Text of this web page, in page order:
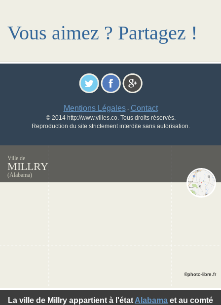
Vous aimez ? Partagez !
Mentions Légales- Contact
© 2014 http://www.villes.co. Tous droits réservés.
Reproduction du site strictement interdite sans autorisation.
Ville de
MILLRY
(Alabama)
La ville de Millry appartient à l'état Alabama et au comté
©photo-libre.fr